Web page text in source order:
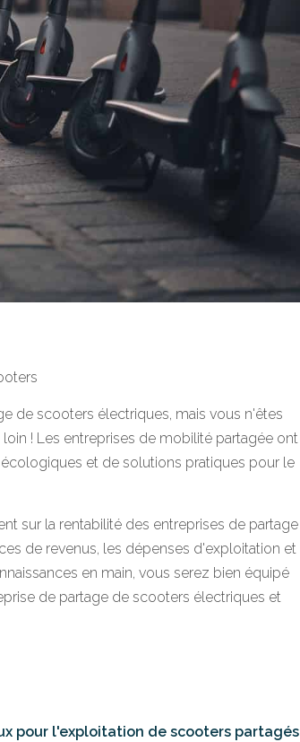
de scooters électriques, mais vous n'êtes
! Les entreprises de mobilité partagée ont
et de solutions pratiques pour le
sur la rentabilité des entreprises de partage
de revenus, les dépenses d'exploitation et
en main, vous serez bien équipé
de partage de scooters électriques et
pour l'exploitation de scooters partagés